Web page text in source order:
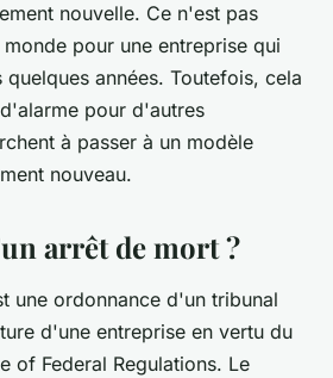
nouvelle. Ce n'est pas
pour une entreprise qui
années. Toutefois, cela
pour d'autres
à passer à un modèle
nouveau.
arrêt de mort ?
une ordonnance d'un tribunal
d'une entreprise en vertu du
of Federal Regulations. Le